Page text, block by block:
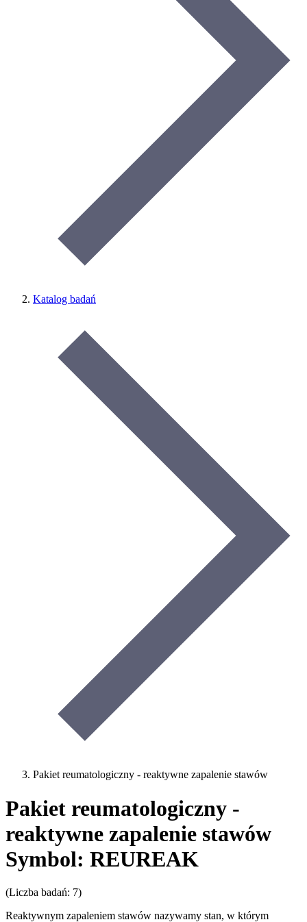
Katalog badań
Pakiet reumatologiczny - reaktywne zapalenie stawów
Pakiet reumatologiczny -
reaktywne zapalenie stawów
Symbol: REUREAK
(Liczba badań: 7)
Reaktywnym zapaleniem stawów nazywamy stan, w którym